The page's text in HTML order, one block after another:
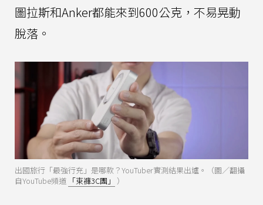
圖拉斯和Anker都能來到600公克，不易晃動
脫落。
出國旅行「最強行充」是哪款？YouTuber實測結果出爐。（圖／翻攝
自YouTube頻道 「束褲3C團」 ）